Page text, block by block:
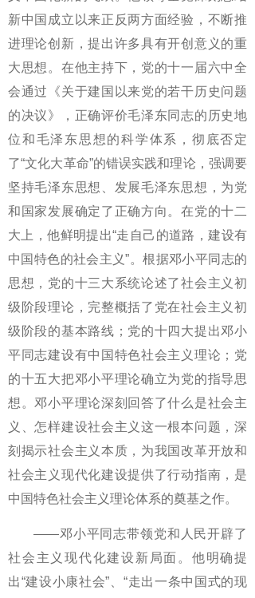
新中国成立以来正反两方面经验，不断推
进理论创新，提出许多具有开创意义的重
大思想。在他主持下，党的十一届六中全
会通过《关于建国以来党的若干历史问题
的决议》，正确评价毛泽东同志的历史地
位和毛泽东思想的科学体系，彻底否定
了“文化大革命”的错误实践和理论，强调要
坚持毛泽东思想、发展毛泽东思想，为党
和国家发展确定了正确方向。在党的十二
大上，他鲜明提出“走自己的道路，建设有
中国特色的社会主义”。根据邓小平同志的
思想，党的十三大系统论述了社会主义初
级阶段理论，完整概括了党在社会主义初
级阶段的基本路线；党的十四大提出邓小
平同志建设有中国特色社会主义理论；党
的十五大把邓小平理论确立为党的指导思
想。邓小平理论深刻回答了什么是社会主
义、怎样建设社会主义这一根本问题，深
刻揭示社会主义本质，为我国改革开放和
社会主义现代化建设提供了行动指南，是
中国特色社会主义理论体系的奠基之作。
——邓小平同志带领党和人民开辟了
社会主义现代化建设新局面。他明确提
出“建设小康社会”、“走出一条中国式的现